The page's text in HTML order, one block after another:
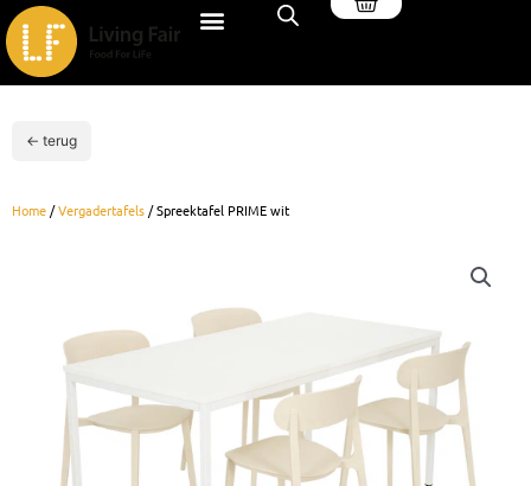
Ga
naar
de
inhoud
← terug
Home /Vergadertafels / Spreektafel PRIME wit